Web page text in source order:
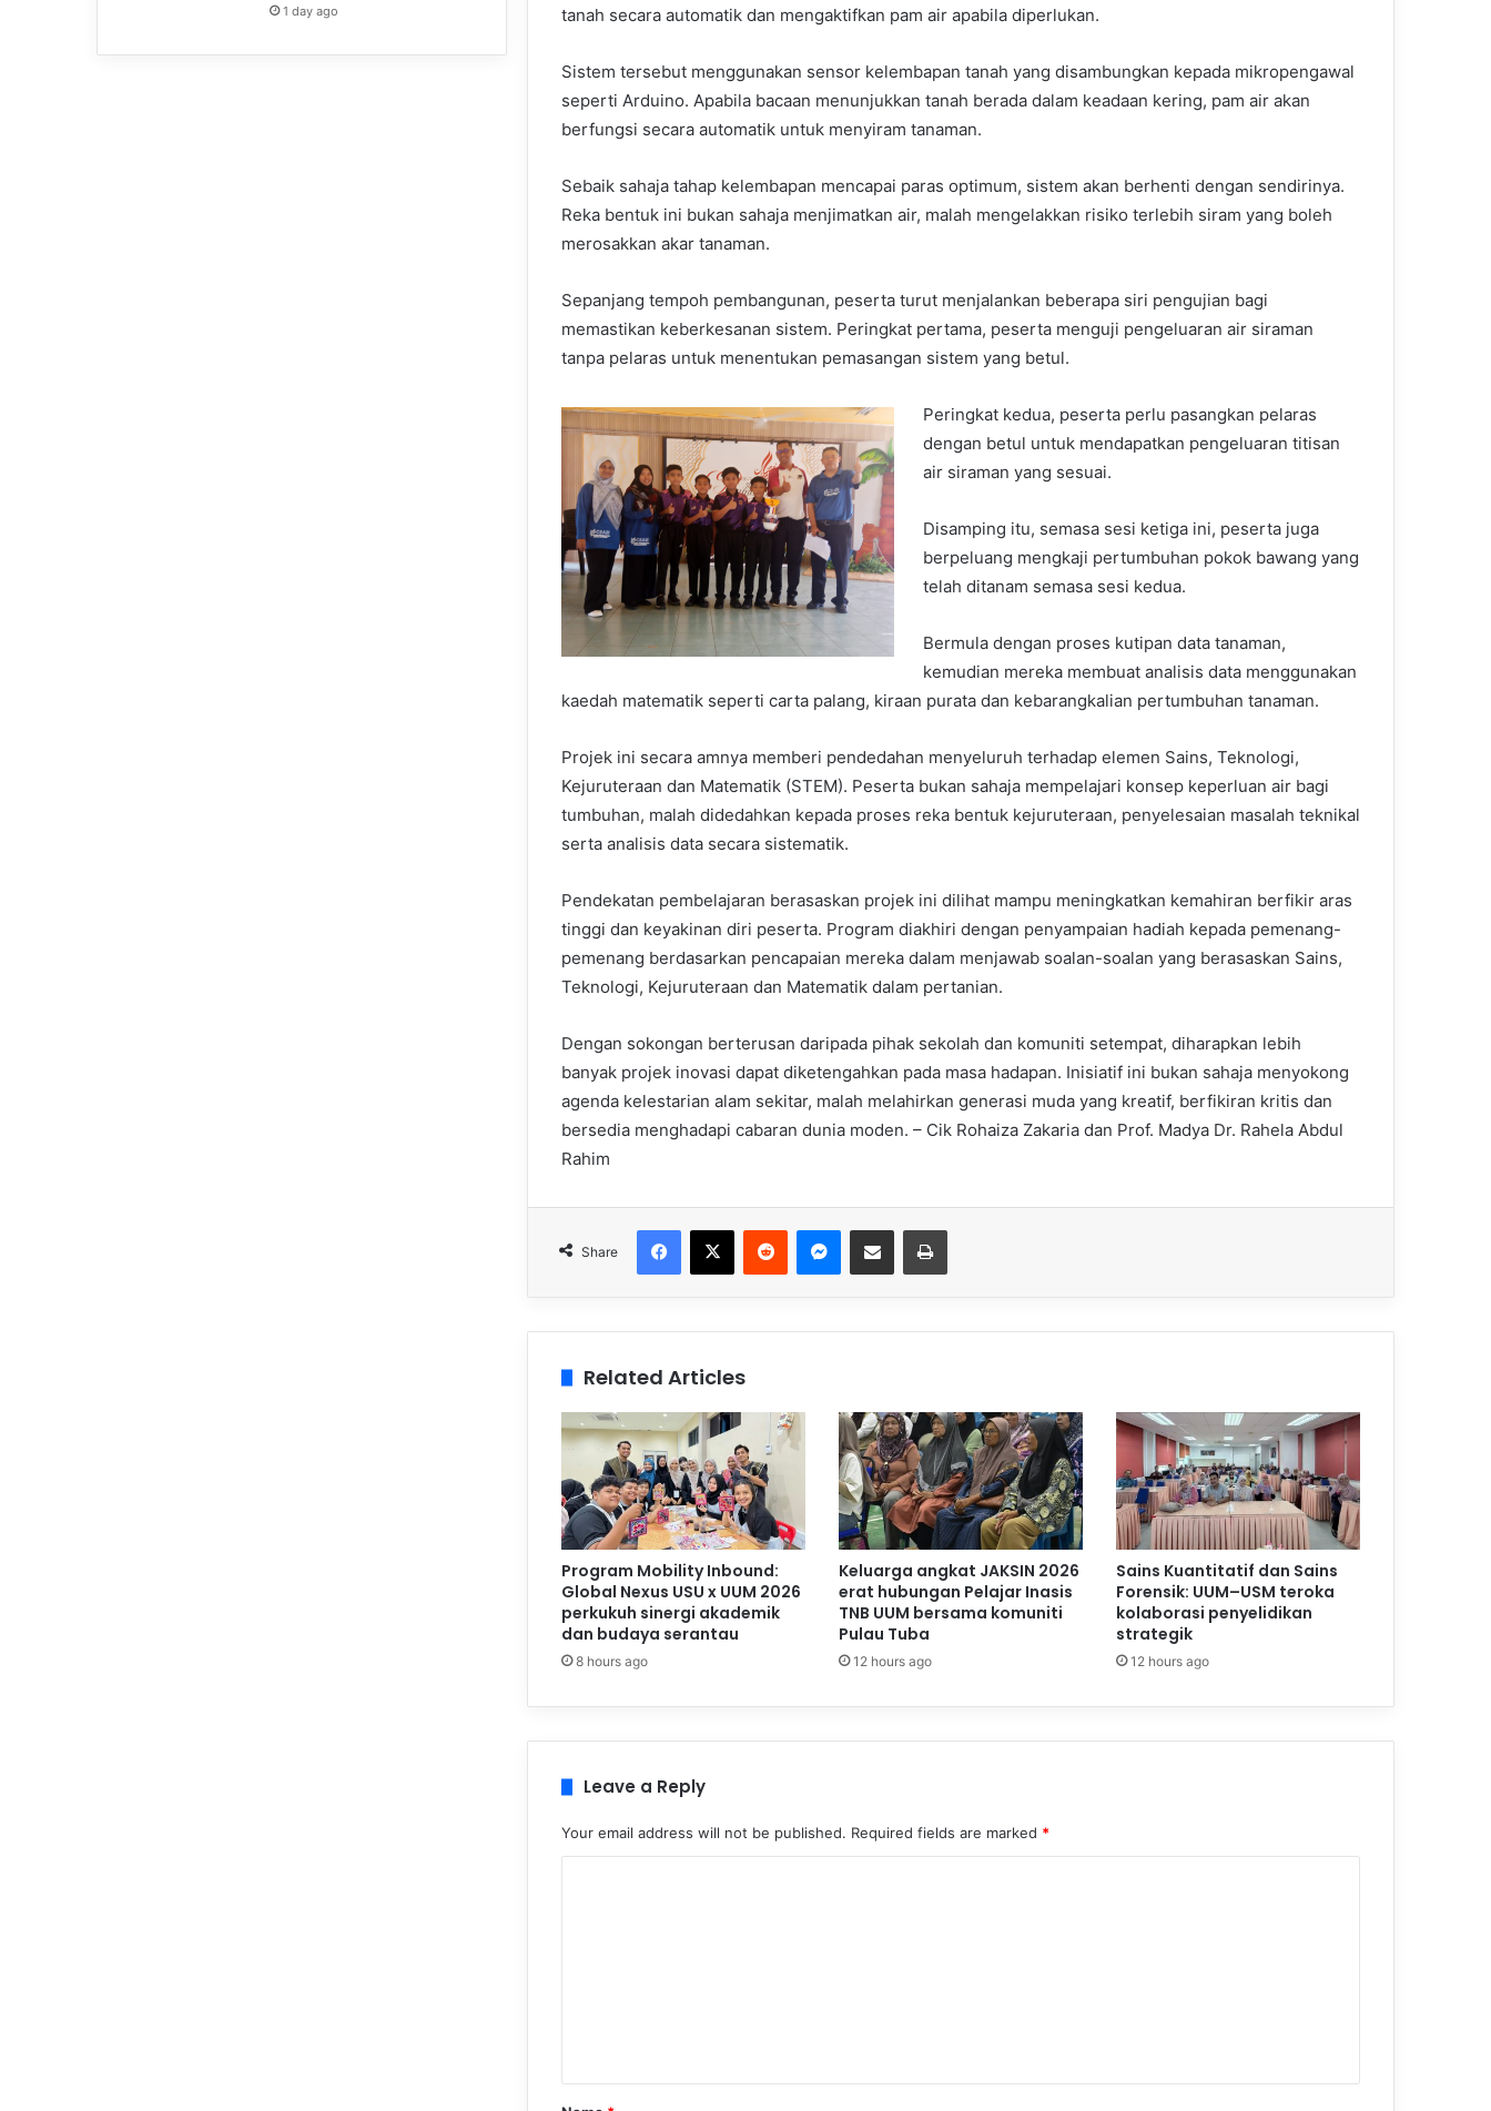
tanah secara automatik dan mengaktifkan pam air apabila diperlukan.
Sistem tersebut menggunakan sensor kelembapan tanah yang disambungkan kepada mikropengawal
seperti Arduino. Apabila bacaan menunjukkan tanah berada dalam keadaan kering, pam air akan
berfungsi secara automatik untuk menyiram tanaman.
Sebaik sahaja tahap kelembapan mencapai paras optimum, sistem akan berhenti dengan sendirinya.
Reka bentuk ini bukan sahaja menjimatkan air, malah mengelakkan risiko terlebih siram yang boleh
merosakkan akar tanaman.
Sepanjang tempoh pembangunan, peserta turut menjalankan beberapa siri pengujian bagi
memastikan keberkesanan sistem. Peringkat pertama, peserta menguji pengeluaran air siraman
tanpa pelaras untuk menentukan pemasangan sistem yang betul.
Peringkat kedua, peserta perlu pasangkan pelaras
dengan betul untuk mendapatkan pengeluaran titisan
air siraman yang sesuai.
Disamping itu, semasa sesi ketiga ini, peserta juga
berpeluang mengkaji pertumbuhan pokok bawang yang
telah ditanam semasa sesi kedua.
Bermula dengan proses kutipan data tanaman,
kemudian mereka membuat analisis data menggunakan
kaedah matematik seperti carta palang, kiraan purata dan kebarangkalian pertumbuhan tanaman.
Projek ini secara amnya memberi pendedahan menyeluruh terhadap elemen Sains, Teknologi,
Kejuruteraan dan Matematik (STEM). Peserta bukan sahaja mempelajari konsep keperluan air bagi
tumbuhan, malah didedahkan kepada proses reka bentuk kejuruteraan, penyelesaian masalah teknikal
serta analisis data secara sistematik.
Pendekatan pembelajaran berasaskan projek ini dilihat mampu meningkatkan kemahiran berfikir aras
tinggi dan keyakinan diri peserta. Program diakhiri dengan penyampaian hadiah kepada pemenang-
pemenang berdasarkan pencapaian mereka dalam menjawab soalan-soalan yang berasaskan Sains,
Teknologi, Kejuruteraan dan Matematik dalam pertanian.
Dengan sokongan berterusan daripada pihak sekolah dan komuniti setempat, diharapkan lebih
banyak projek inovasi dapat diketengahkan pada masa hadapan. Inisiatif ini bukan sahaja menyokong
agenda kelestarian alam sekitar, malah melahirkan generasi muda yang kreatif, berfikiran kritis dan
bersedia menghadapi cabaran dunia moden. – Cik Rohaiza Zakaria dan Prof. Madya Dr. Rahela Abdul
Rahim
Share
Related Articles
Program Mobility Inbound:
Global Nexus USU x UUM 2026
perkukuh sinergi akademik
dan budaya serantau
8 hours ago
Keluarga angkat JAKSIN 2026
erat hubungan Pelajar Inasis
TNB UUM bersama komuniti
Pulau Tuba
12 hours ago
Sains Kuantitatif dan Sains
Forensik: UUM–USM teroka
kolaborasi penyelidikan
strategik
12 hours ago
Leave a Reply
Your email address will not be published. Required fields are marked *
*
1 day ago